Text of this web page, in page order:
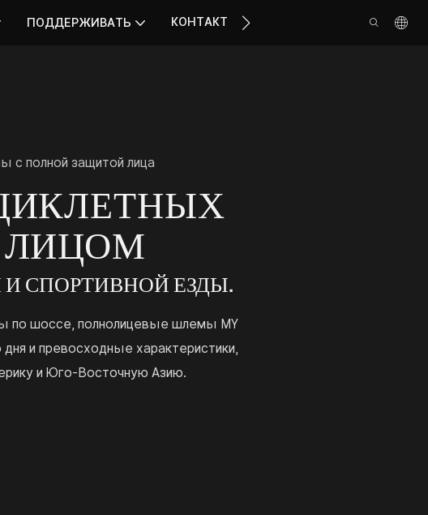
ПОДДЕРЖИВАТЬ КОНТАКТ
с полной защитой лица
СПОРТИВНОЙ ЕЗДЫ.
по шоссе, полнолицевые шлемы MY
и превосходные характеристики,
и Юго-Восточную Азию.